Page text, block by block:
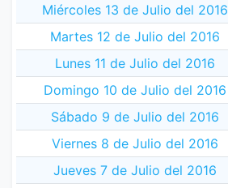
Miércoles 13 de Julio del 2016
Martes 12 de Julio del 2016
Lunes 11 de Julio del 2016
Domingo 10 de Julio del 2016
Sábado 9 de Julio del 2016
Viernes 8 de Julio del 2016
Jueves 7 de Julio del 2016